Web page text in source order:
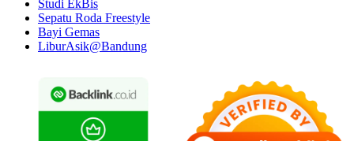
Studi EkBis
Sepatu Roda Freestyle
Bayi Gemas
LiburAsik@Bandung